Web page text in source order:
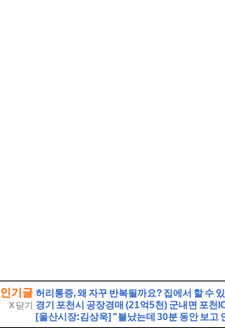
인기글
X 닫기